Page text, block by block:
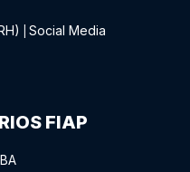
Social Media
FIAP